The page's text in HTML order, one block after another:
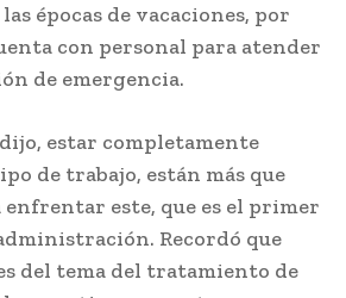
épocas de vacaciones, por
con personal para atender
de emergencia.
estar completamente
de trabajo, están más que
enfrentar este, que es el primer
Recordó que
del tema del tratamiento de